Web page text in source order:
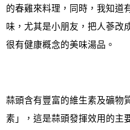
的春雞來料理，同時，我知道
味，尤其是小朋友，把人蔘改
很有健康概念的美味湯品。
蒜頭含有豐富的維生素及礦物
素」，這是蒜頭發揮效用的主